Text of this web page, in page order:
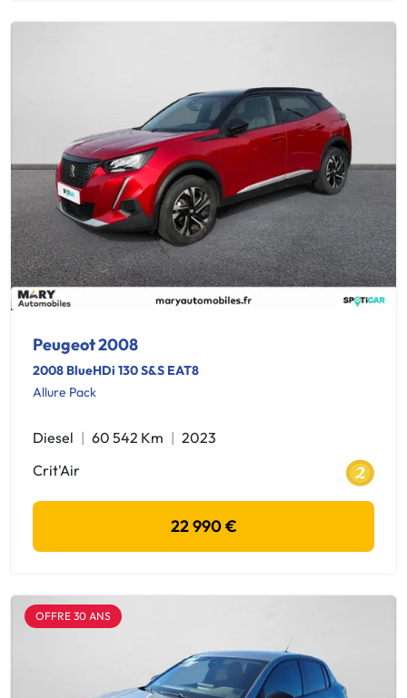
Peugeot 2008
2008 BlueHDi 130 S&S EAT8
Allure Pack
Diesel 60 542 Km
2023
Crit'Air
22 990 €
OFFRE 30 ANS